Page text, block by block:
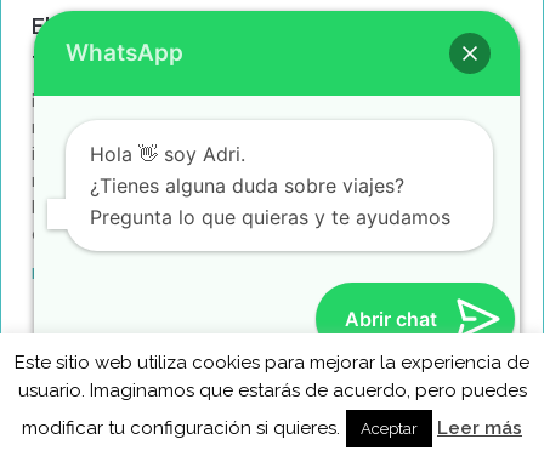
El Museo del Helado de Nueva York. Opinión
tras visitarlo
¡Hola Molaviajer@s! Y bienvenidos a uno de nuestros posts
más dulces sobre Nueva York. En esta ocasión, os
invitamos a venir con nosotros a descubrir de primera
mano el Museo del Helado de Nueva York, y es que en
Manhattan hay muchos museos, pero pocos tan
divertidos y azucarados como este. Donde se sitúa el
Leer más »
Este sitio web utiliza cookies para mejorar la experiencia de
usuario. Imaginamos que estarás de acuerdo, pero puedes
modificar tu configuración si quieres.
Aceptar Leer más
WhatsApp
Hola 👋 soy Adri.
¿Tienes alguna duda sobre viajes?
Pregunta lo que quieras y te ayudamos
Abrir chat
MolaViajar